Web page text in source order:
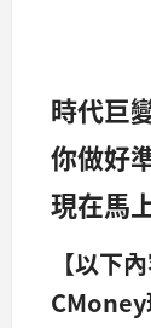
時代巨
你做好
現在馬
【以下
CMoney